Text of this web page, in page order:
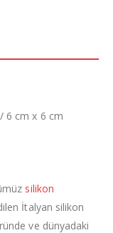
6 cm x 6 cm
silikon
İtalyan silikon
ve dünyadaki